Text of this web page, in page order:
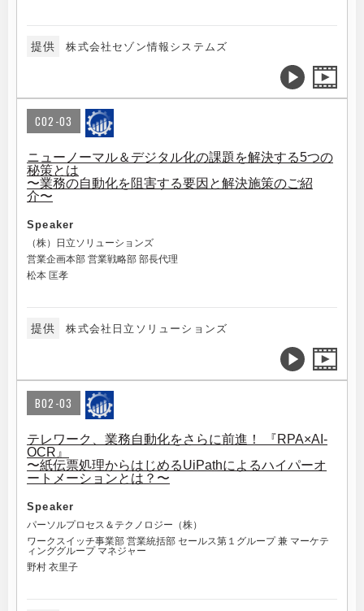
提供 株式会社セゾン情報システムズ
C02-03
ニューノーマル＆デジタル化の課題を解決する5つの
秘策とは
〜業務の自動化を阻害する要因と解決施策のご紹
介〜
Speaker
（株）日立ソリューションズ
営業企画本部 営業戦略部 部長代理
松本 匡孝
提供 株式会社日立ソリューションズ
B02-03
テレワーク、業務自動化をさらに前進！ 『RPA×AI-
OCR』
〜紙伝票処理からはじめるUiPathによるハイパーオ
ートメーションとは？〜
Speaker
パーソルプロセス＆テクノロジー（株）
ワークスイッチ事業部 営業統括部 セールス第１グループ 兼 マーケテ
ィンググループ マネジャー
野村 衣里子